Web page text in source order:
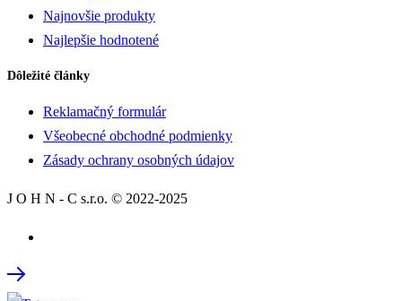
Najnovšie produkty
Najlepšie hodnotené
Dôležité články
Reklamačný formulár
Všeobecné obchodné podmienky
Zásady ochrany osobných údajov
J O H N - C s.r.o. © 2022-2025